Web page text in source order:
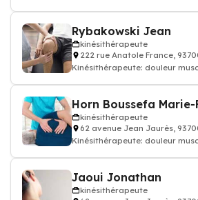
Rybakowski Jean
kinésithérapeute
222 rue Anatole France,
Kinésithérapeute: douleur
Horn Boussefa
kinésithérapeute
62 avenue Jean Jaurès,
Kinésithérapeute: douleur
Jaoui Jonathan
kinésithérapeute